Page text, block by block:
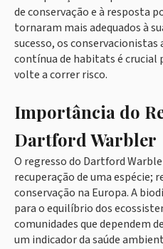
de conservação e à resposta
tornaram mais adequados à
sucesso, os
contínua de habitats é crucial
volte a correr risco.
Importância do
Dartford Warbler
O regresso do Dartford
recuperação de uma espécie;
conservação na Europa. A
para o equilíbrio dos
comunidades que dependem
um indicador da saúde